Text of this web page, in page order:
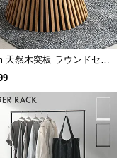
約100㎝
も腰掛けられ、
きます。
天然木突板 ラウンドセン
ブル 美しい格子デザイン